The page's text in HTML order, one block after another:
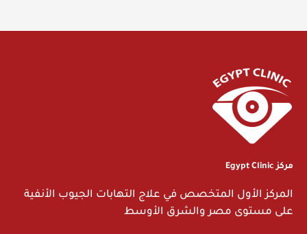
مركز Egypt Clinic
المركز الأول المتخصص في علاج التهابات الجيوب الأنفية
على مستوى مصر والشرق الأوسط